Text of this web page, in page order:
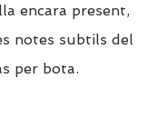
encara present,
notes subtils del
per bota.